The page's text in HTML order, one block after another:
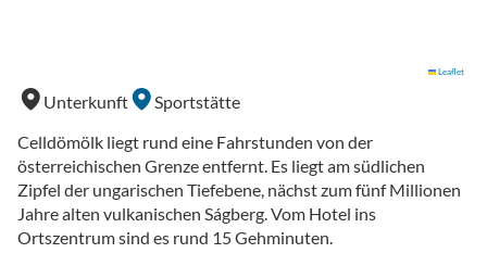
Leaflet
Unterkunft
Sportstätte
Celldömölk liegt rund eine Fahrstunden von der
österreichischen Grenze entfernt. Es liegt am südlichen
Zipfel der ungarischen Tiefebene, nächst zum fünf Millionen
Jahre alten vulkanischen Ságberg. Vom Hotel ins
Ortszentrum sind es rund 15 Gehminuten.